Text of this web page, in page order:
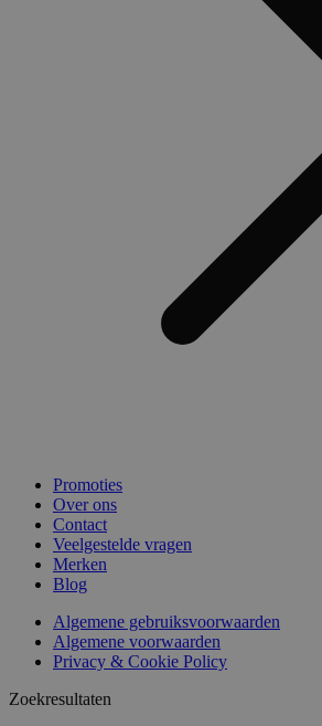
Promoties
Over ons
Contact
Veelgestelde vragen
Merken
Blog
Algemene gebruiksvoorwaarden
Algemene voorwaarden
Privacy & Cookie Policy
Zoekresultaten